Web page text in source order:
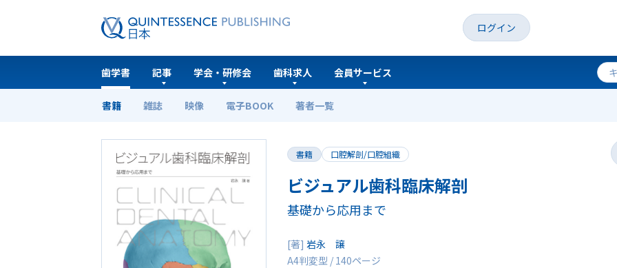
ログイン
歯学書
書籍 雑誌 映像 電子BOOK 著者一覧
記事 学会・研修会 歯科求人 会員サービス
ホーム 歯学書 ビジュアル歯科臨床解剖
書籍 口腔解剖/口腔組織
ビジュアル歯科臨床解剖
基礎から応用まで
[著] 岩永 譲
A4判変型 / 140ページ